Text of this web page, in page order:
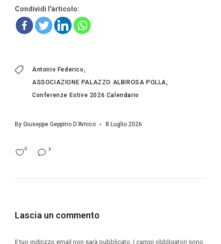
Condividi l'articolo:
Antonio Federico
ASSOCIAZIONE PALAZZO ALBIROSA POLLA
Conferenze Estive 2026 Calendario
By Giuseppe Geppino D'Amico 8 Luglio 2026
0
0
Lascia un commento
Il tuo indirizzo email non sarà pubblicato. I campi obbligatori sono